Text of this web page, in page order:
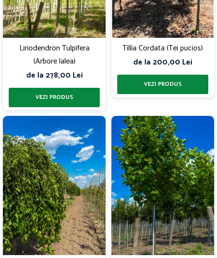
Liriodendron Tulpifera
(Arbore lalea)
de la 278,00 Lei
Tillia Cordata (Tei pucios)
de la 200,00 Lei